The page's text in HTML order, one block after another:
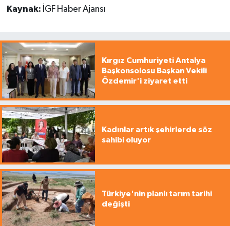
Kaynak: İGF Haber Ajansı
Kırgız Cumhuriyeti Antalya
Başkonsolosu Başkan Vekili
Özdemir'i ziyaret etti
Kadınlar artık şehirlerde söz
sahibi oluyor
Türkiye'nin planlı tarım tarihi
değişti